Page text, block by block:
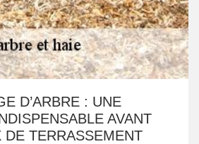
D’ARBRE : UNE
AVANT
DE TERRASSEMENT